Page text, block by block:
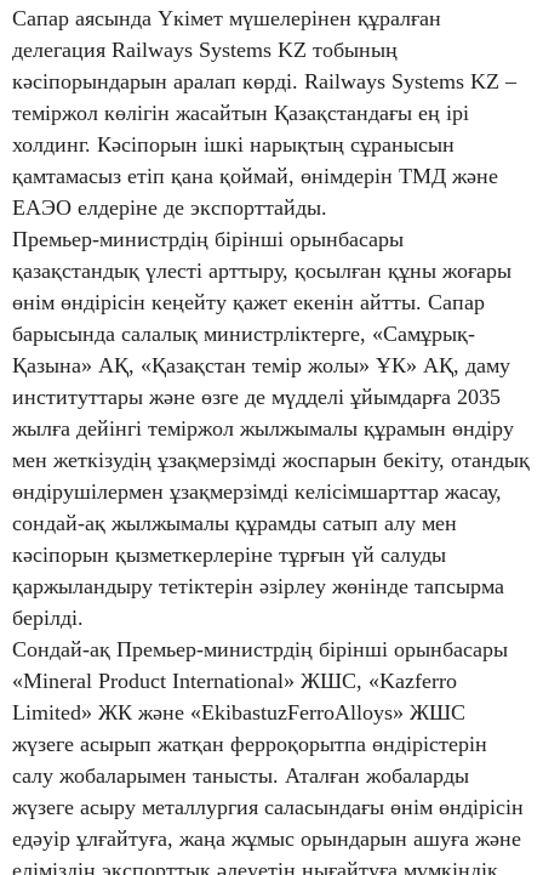
Сапар аясында Үкімет мүшелерінен құралған
делегация Railways Systems KZ тобының
кәсіпорындарын аралап көрді. Railways Systems KZ –
теміржол көлігін жасайтын Қазақстандағы ең ірі
холдинг. Кәсіпорын ішкі нарықтың сұранысын
қамтамасыз етіп қана қоймай, өнімдерін ТМД және
ЕАЭО елдеріне де экспорттайды.
Премьер-министрдің бірінші орынбасары
қазақстандық үлесті арттыру, қосылған құны жоғары
өнім өндірісін кеңейту қажет екенін айтты. Сапар
барысында салалық министрліктерге, «Самұрық-
Қазына» АҚ, «Қазақстан темір жолы» ҰК» АҚ, даму
институттары және өзге де мүдделі ұйымдарға 2035
жылға дейінгі теміржол жылжымалы құрамын өндіру
мен жеткізудің ұзақмерзімді жоспарын бекіту, отандық
өндірушілермен ұзақмерзімді келісімшарттар жасау,
сондай-ақ жылжымалы құрамды сатып алу мен
кәсіпорын қызметкерлеріне тұрғын үй салуды
қаржыландыру тетіктерін әзірлеу жөнінде тапсырма
берілді.
Сондай-ақ Премьер-министрдің бірінші орынбасары
«Mineral Product International» ЖШС, «Kazferro
Limited» ЖК және «EkibastuzFerroAlloys» ЖШС
жүзеге асырып жатқан ферроқорытпа өндірістерін
салу жобаларымен танысты. Аталған жобаларды
жүзеге асыру металлургия саласындағы өнім өндірісін
едәуір ұлғайтуға, жаңа жұмыс орындарын ашуға және
еліміздің экспорттық әлеуетін нығайтуға мүмкіндік